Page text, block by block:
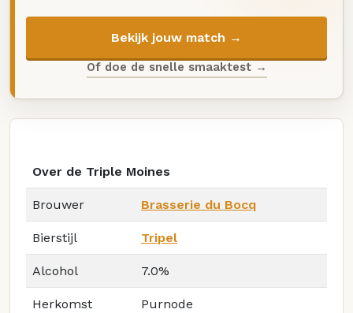
Bekijk jouw match →
Of doe de snelle smaaktest →
Over de Triple Moines
Brouwer Brasserie du Bocq
Bierstijl Tripel
Alcohol 7.0%
Herkomst Purnode